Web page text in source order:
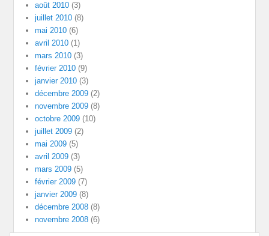
août 2010 (3)
juillet 2010 (8)
mai 2010 (6)
avril 2010 (1)
mars 2010 (3)
février 2010 (9)
janvier 2010 (3)
décembre 2009 (2)
novembre 2009 (8)
octobre 2009 (10)
juillet 2009 (2)
mai 2009 (5)
avril 2009 (3)
mars 2009 (5)
février 2009 (7)
janvier 2009 (8)
décembre 2008 (8)
novembre 2008 (6)